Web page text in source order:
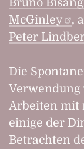
Bruno Bisang
McGinley
,
Peter
Die
Verwendung
Arbeiten mit
einige der
Betrachten